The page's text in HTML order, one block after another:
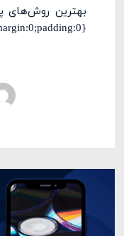
{box-sizing:border-box;margin:0;padding:0;} body{...